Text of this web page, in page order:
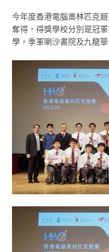
今年度香港電腦奧林匹克
奪得，得獎學校分別是冠
學，季軍喇沙書院及九龍華